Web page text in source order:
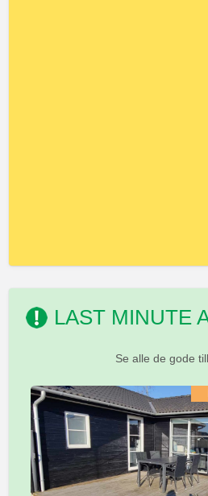
LAST MINUTE
Se alle de gode